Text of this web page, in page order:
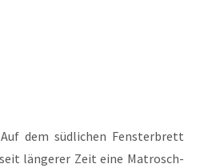
dem süd­li­chen Fens­ter­brett
län­ge­rer Zeit eine Matrosch­